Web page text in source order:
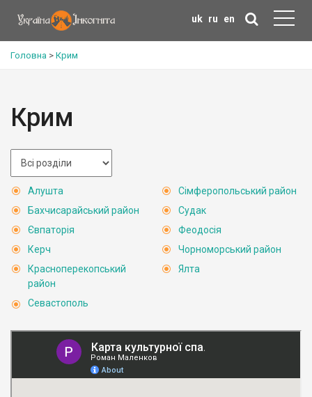
uk ru en
Головна > Крим
Крим
Алушта
Бахчисарайський район
Євпаторія
Керч
Красноперекопський
район
Севастополь
Сімферопольський район
Судак
Феодосія
Чорноморський район
Ялта